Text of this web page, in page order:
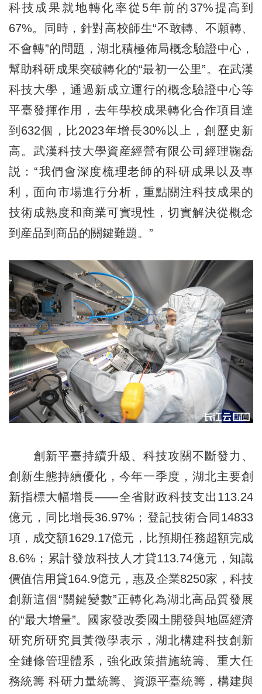
科技成果就地轉化率從5年前的37%提高到
67%。同時，針對高校師生“不敢轉、不願轉、
不會轉”的問題，湖北積極佈局概念驗證中心，
幫助科研成果突破轉化的“最初一公里”。在武漢
科技大學，通過新成立運行的概念驗證中心等
平臺發揮作用，去年學校成果轉化合作項目達
到632個，比2023年增長30%以上，創歷史新
高。武漢科技大學資産經營有限公司經理鞠磊
説：“我們會深度梳理老師的科研成果以及專
利，面向市場進行分析，重點關注科技成果的
技術成熟度和商業可實現性，切實解決從概念
到産品到商品的關鍵難題。”
創新平臺持續升級、科技攻關不斷發力、
創新生態持續優化，今年一季度，湖北主要創
新指標大幅增長——全省財政科技支出113.24
億元，同比增長36.97%；登記技術合同14833
項，成交額1629.17億元，比預期任務超額完成
8.6%；累計發放科技人才貸113.74億元，知識
價值信用貸164.9億元，惠及企業8250家，科技
創新這個“關鍵變數”正轉化為湖北高品質發展
的“最大增量”。國家發改委國土開發與地區經濟
研究所研究員黃徵學表示，湖北構建科技創新
全鏈條管理體系，強化政策措施統籌、重大任
務統籌 科研力量統籌、資源平臺統籌，構建與